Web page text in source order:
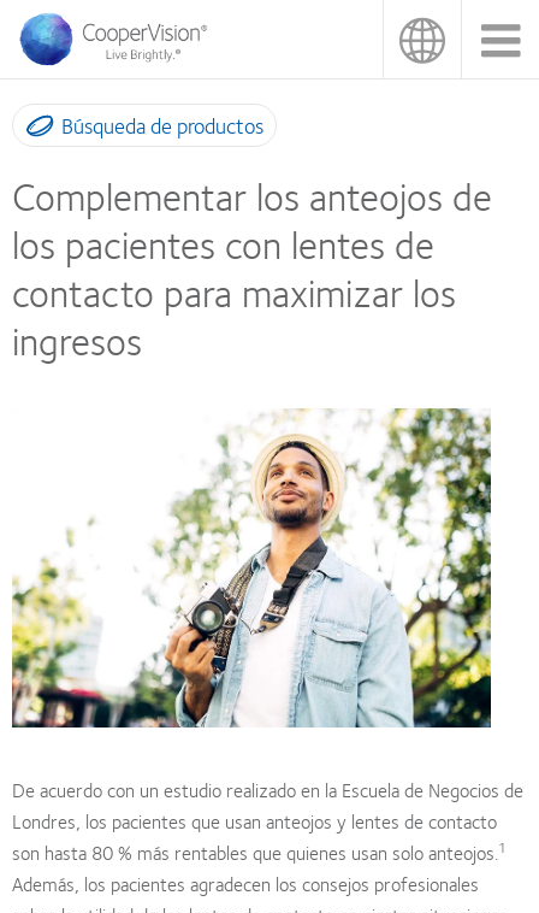
Pasar
contenido
principal
Búsqueda de productos
Complementar los anteojos de
los pacientes con lentes de
contacto para maximizar los
ingresos
De acuerdo con un estudio realizado en la Escuela de Negocios de
Londres, los pacientes que usan anteojos y lentes de contacto
son hasta 80 % más rentables que quienes usan solo anteojos.1
Además, los pacientes agradecen los consejos profesionales